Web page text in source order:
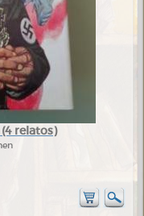
relatos)